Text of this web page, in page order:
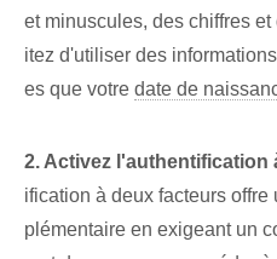
et minuscules, des chiffres
itez d'utiliser des
es que votre date de
2. Activez l'authentification
ification à deux facteurs
plémentaire en exigeant un